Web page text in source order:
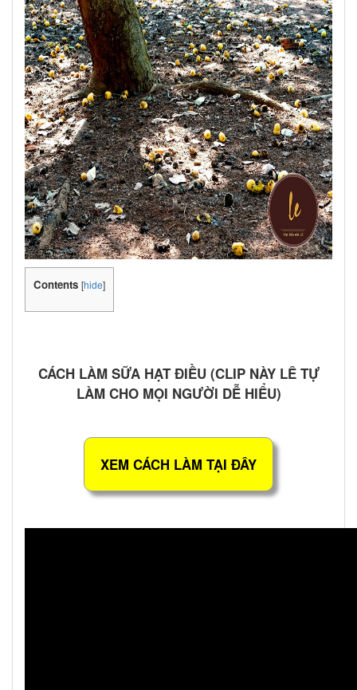
Contents [hide]
CÁCH LÀM SỮA HẠT ĐIỀU (CLIP NÀY LÊ TỰ
LÀM CHO MỌI NGƯỜI DỄ HIỂU)